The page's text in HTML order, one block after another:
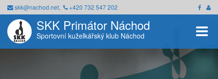
skk@nachod.net, +420 732 547 202
SKK Primátor Náchod
Sportovní kuželkářský klub Náchod